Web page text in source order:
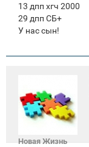
13 дпп хгч 2000
29 дпп СБ+
У нас сын!
Новая Жизнь